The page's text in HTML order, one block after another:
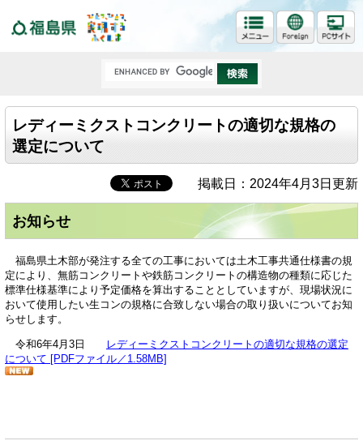
レディーミクストコンクリートの適切な規格の
選定について
掲載日：2024年4月3日更新
お知らせ
福島県土木部が発注する全ての工事においては土木工事共通仕様書の規
定により、無筋コンクリートや鉄筋コンクリートの構造物の種類に応じた
標準仕様基準により予定価格を算出することとしていますが、現場状況に
おいて使用したい生コンの規格に合致しない場合の取り扱いについてお知
らせします。
令和6年4月3日
レディーミクストコンクリートの適切な規格の選定
について [PDFファイル／1.58MB]